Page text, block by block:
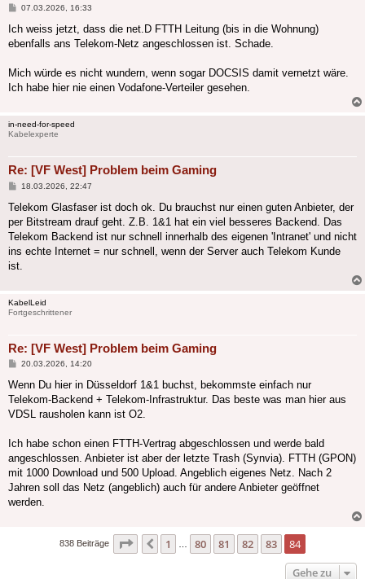
Beitrag
07.03.2026, 16:33
Ich weiss jetzt, dass die net.D FTTH Leitung (bis in die Wohnung)
ebenfalls ans Telekom-Netz angeschlossen ist. Schade.
Mich würde es nicht wundern, wenn sogar DOCSIS damit vernetzt wäre.
Ich habe hier nie einen Vodafone-Verteiler gesehen.
in-need-for-speed
Kabelexperte
Re: [VF West] Problem beim Gaming
Beitrag
18.03.2026, 22:47
Telekom Glasfaser ist doch ok. Du brauchst nur einen guten Anbieter, der
per Bitstream drauf geht. Z.B. 1&1 hat ein viel besseres Backend. Das
Telekom Backend ist nur schnell innerhalb des eigenen 'Intranet' und nicht
ins echte Internet = nur schnell, wenn der Server auch Telekom Kunde
ist.
KabelLeid
Fortgeschrittener
Re: [VF West] Problem beim Gaming
Beitrag
20.03.2026, 14:20
Wenn Du hier in Düsseldorf 1&1 buchst, bekommste einfach nur
Telekom-Backend + Telekom-Infrastruktur. Das beste was man hier aus
VDSL rausholen kann ist O2.
Ich habe schon einen FTTH-Vertrag abgeschlossen und werde bald
angeschlossen. Anbieter ist aber der letzte Trash (Synvia). FTTH (GPON)
mit 1000 Download und 500 Upload. Angeblich eigenes Netz. Nach 2
Jahren soll das Netz (angeblich) auch für andere Anbieter geöffnet
werden.
838 Beiträge Seite 84 von84
Vorherige
1 80 81 82 83
84
Gehe zu